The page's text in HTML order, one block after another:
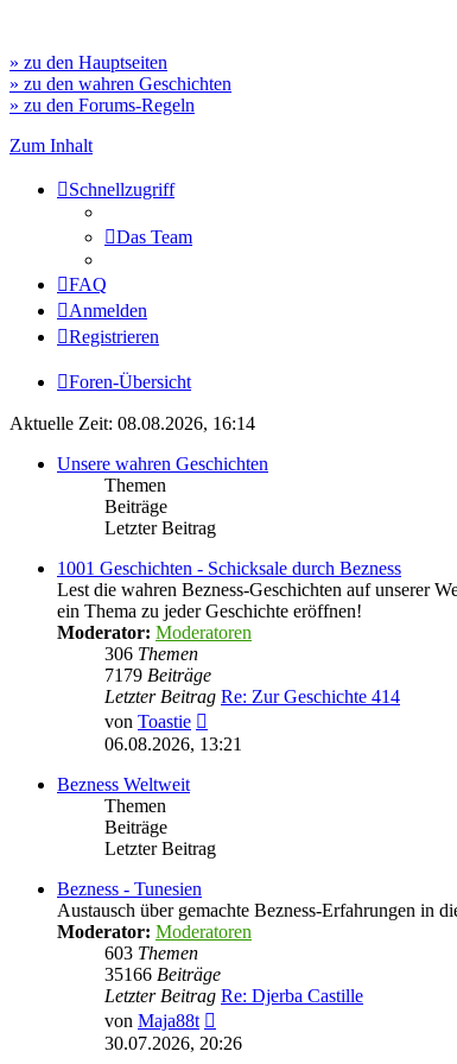
» zu den Hauptseiten
» zu den wahren Geschichten
» zu den Forums-Regeln
Zum Inhalt
Schnellzugriff
Das Team
FAQ
Anmelden
Registrieren
Foren-Übersicht
Aktuelle Zeit: 08.08.2026, 16:14
Unsere wahren Geschichten
Themen
Beiträge
Letzter Beitrag
1001 Geschichten - Schicksale durch Bezness
Lest die wahren Bezness-Geschichten auf unserer
ein Thema zu jeder Geschichte eröffnen!
Moderator: Moderatoren
306 Themen
7179 Beiträge
Letzter Beitrag Re: Zur Geschichte 414
von Toastie
Beitrag
06.08.2026, 13:21
Bezness Weltweit
Themen
Beiträge
Letzter Beitrag
Bezness - Tunesien
Austausch über gemachte Bezness-Erfahrungen in
Moderator: Moderatoren
603 Themen
35166 Beiträge
Letzter Beitrag Re: Djerba Castille
von Maja88t
Beitrag
30.07.2026, 20:26